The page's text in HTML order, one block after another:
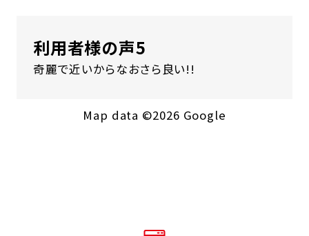
利用者様の声5
奇麗で近いからなおさら良い!!
Map data ©2026 Google